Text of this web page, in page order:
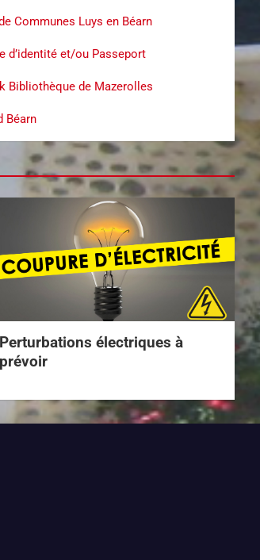
Communes Luys en Béarn
d’identité et/ou Passeport
Bibliothèque de Mazerolles
Béarn
Perturbations électriques à
prévoir